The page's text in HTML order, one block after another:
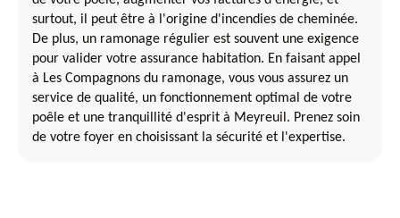
surtout, il peut être à l'origine d'incendies de cheminée.
De plus, un ramonage régulier est souvent une exigence
pour valider votre assurance habitation. En faisant appel
à Les Compagnons du ramonage, vous vous assurez un
service de qualité, un fonctionnement optimal de votre
poêle et une tranquillité d'esprit à Meyreuil. Prenez soin
de votre foyer en choisissant la sécurité et l'expertise.